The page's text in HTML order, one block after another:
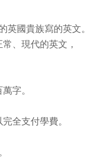
國貴族寫的英文。
、現代的英文，
字。
全支付學費。